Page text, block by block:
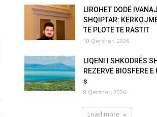
LIROHET DODË
SHQIPTAR:
TË PLOTË TË RASTIT
10 Qershor, 2026
LIQENI I SHKODRËS
REZERVË BIOSFERE E
s
8 Qershor, 2026
Load more